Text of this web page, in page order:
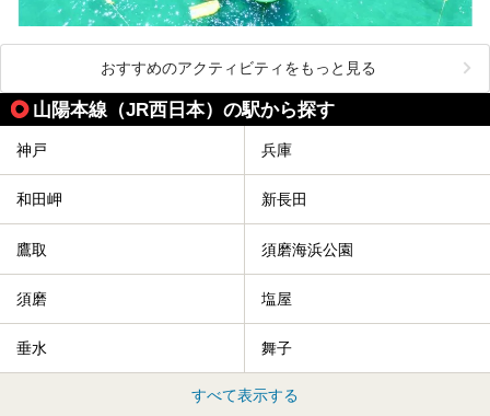
おすすめのアクティビティをもっと見る
山陽本線（JR西日本）の駅から探す
神戸 兵庫
和田岬 新長田
鷹取 須磨海浜公園
須磨 塩屋
垂水 舞子
すべて表示する